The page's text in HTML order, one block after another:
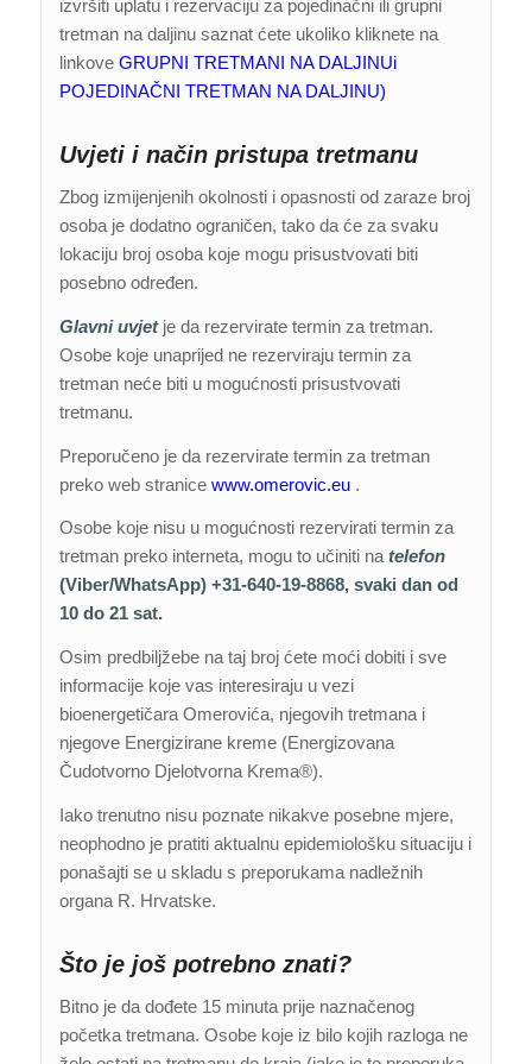
izvršiti uplatu i rezervaciju za pojedinačni ili grupni
tretman na daljinu saznat ćete ukoliko kliknete na
linkove GRUPNI TRETMANI NA DALJINUi
POJEDINAČNI TRETMAN NA DALJINU)
Uvjeti i način pristupa tretmanu
Zbog izmijenjenih okolnosti i opasnosti od zaraze broj
osoba je dodatno ograničen, tako da će za svaku
lokaciju broj osoba koje mogu prisustvovati biti
posebno određen.
Glavni uvjetje da rezervirate termin za tretman.
Osobe koje unaprijed ne rezerviraju termin za
tretman neće biti u mogućnosti prisustvovati
tretmanu.
Preporučeno je da rezervirate termin za tretman
preko web stranice www.omerovic.eu.
Osobe koje nisu u mogućnosti rezervirati termin za
tretman preko interneta, mogu to učiniti na telefon
(Viber/WhatsApp) +31-640-19-8868, svaki dan od
10 do 21 sat.
Osim predbiljžebe na taj broj ćete moći dobiti i sve
informacije koje vas interesiraju u vezi
bioenergetičara Omerovića, njegovih tretmana i
njegove Energizirane kreme (Energizovana
Čudotvorno Djelotvorna Krema®).
Iako trenutno nisu poznate nikakve posebne mjere,
neophodno je pratiti aktualnu epidemiološku situaciju i
ponašajti se u skladu s preporukama nadležnih
organa R. Hrvatske.
Što je još potrebno znati?
Bitno je da dođete 15 minuta prije naznačenog
početka tretmana. Osobe koje iz bilo kojih razloga ne